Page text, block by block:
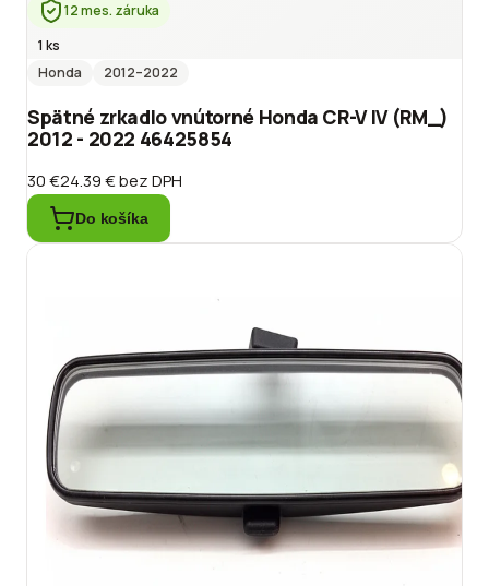
12 mes. záruka
1 ks
Honda
2012–2022
Spätné zrkadlo vnútorné Honda CR-V IV (RM_)
2012 - 2022 46425854
30 €24.39 €bez DPH
Do košíka